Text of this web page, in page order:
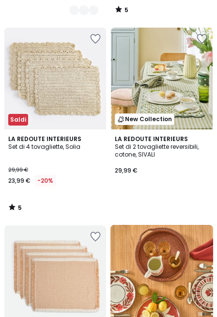
5
/
Saldi
LA REDOUTE INTERIEURS
Set di 4 tovagliette, Solia
29,99 €
23,99 € -20%
5
/
5
/
New Collection
LA REDOUTE INTERIEURS
Set di 2 tovagliette reversibili,
cotone, SIVALI
29,99 €
Scopri
apparecchiare
con
stile